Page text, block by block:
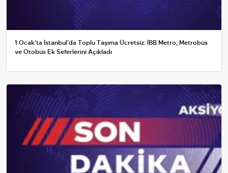
1 Ocak'ta İstanbul'da Toplu Taşıma Ücretsiz: İBB Metro, Metrobüs
ve Otobüs Ek Seferlerini Açıkladı